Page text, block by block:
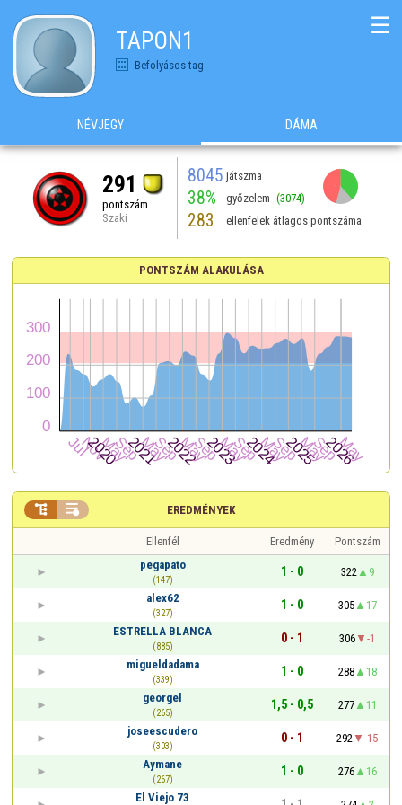
TAPON1
Befolyásos tag
☰
NÉVJEGY DÁMA
291
pontszám
Szaki
8045 játszma
38% győzelem (3074)
283 ellenfelek átlagos pontszáma
PONTSZÁM ALAKULÁSA
EREDMÉNYEK
 
Ellenfél Eredmény
Pontszám
pegapato
(147)
1 - 0 322
9
alex62
(327)
1 - 0 305
17
ESTRELLA BLANCA
(885)
0 - 1 306
-1
migueldadama
(339)
1 - 0 288
18
georgel
(265)
1,5 - 0,5 277
11
joseescudero
(303)
0 - 1 292
-15
Aymane
(267)
1 - 0 276
16
El Viejo 73